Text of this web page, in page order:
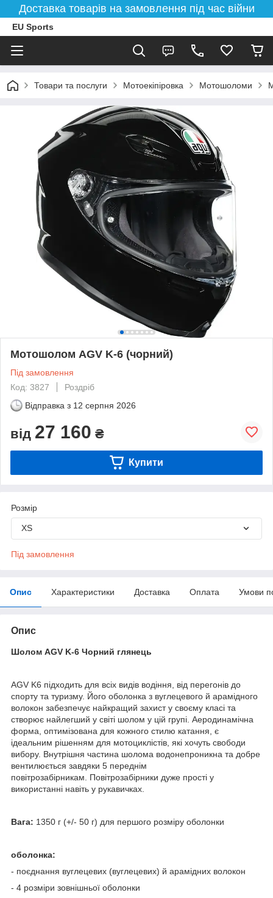
Доставка товарів на замовлення під час війни
EU Sports
Товари та послуги Мотоекіпіровка Мотошоломи
Мотошолом AGV K-6 (чорний)
Під замовлення
Код: 3827
Роздріб
Відправка з 12 серпня 2026
від 27 160 ₴
Купити
Розмір
XS
Під замовлення
Опис Характеристики Доставка Оплата Умови
Опис
Шолом AGV K-6 Чорний глянець
AGV K6 підходить для всіх видів водіння, від перегонів до
спорту та туризму. Його оболонка з вуглецевого й арамідного
волокон забезпечує найкращий захист у своєму класі та
створює найлегший у світі шолом у цій групі. Аеродинамічна
форма, оптимізована для кожного стилю катання, є
ідеальним рішенням для мотоциклістів, які хочуть свободи
вибору. Внутрішня частина шолома водонепроникна та добре
вентилюється завдяки 5 переднім
повітрозабірникам. Повітрозабірники дуже прості у
використанні навіть у рукавичках.
Вага: 1350 г (+/- 50 г) для першого розміру оболонки
оболонка:
- поєднання вуглецевих (вуглецевих) й арамідних волокон
- 4 розміри зовнішньої оболонки